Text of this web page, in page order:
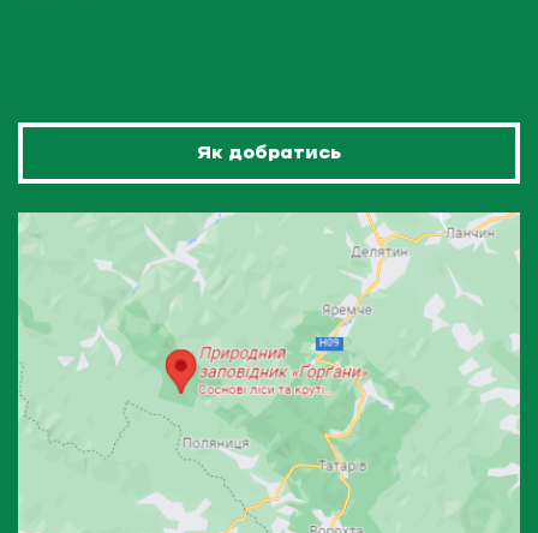
Як добратись